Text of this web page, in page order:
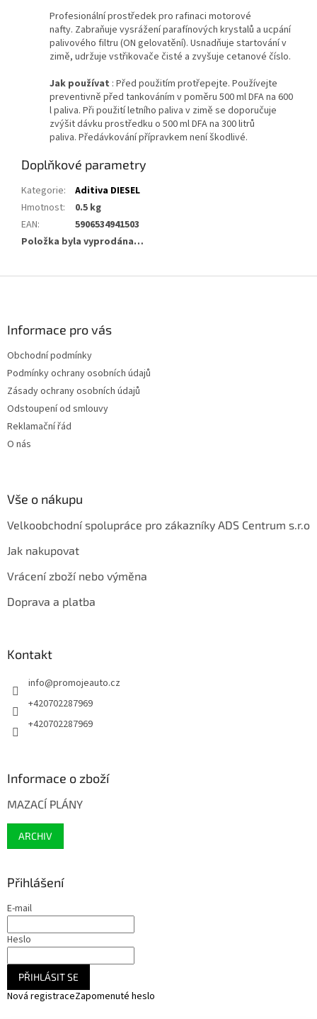
Profesionální prostředek pro rafinaci motorové
nafty. Zabraňuje vysrážení parafínových krystalů a ucpání
palivového filtru (ON gelovatění). Usnadňuje startování v
zimě, udržuje vstřikovače čisté a zvyšuje cetanové číslo.
Jak používat : Před použitím protřepejte. Používejte
preventivně před tankováním v poměru 500 ml DFA na 600
l paliva. Při použití letního paliva v zimě se doporučuje
zvýšit dávku prostředku o 500 ml DFA na 300 litrů
paliva. Předávkování přípravkem není škodlivé.
Doplňkové parametry
Kategorie:
Aditiva DIESEL
Hmotnost:
0.5 kg
EAN:
5906534941503
Položka byla vyprodána…
Informace pro vás
Obchodní podmínky
Podmínky ochrany osobních údajů
Zásady ochrany osobních údajů
Odstoupení od smlouvy
Reklamační řád
O nás
Vše o nákupu
Velkoobchodní spolupráce pro zákazníky ADS Centrum s.r.o
Jak nakupovat
Vrácení zboží nebo výměna
Doprava a platba
Kontakt
info@promojeauto.cz
+420702287969
+420702287969
Informace o zboží
MAZACÍ PLÁNY
ARCHIV
Přihlášení
E-mail
Heslo
PŘIHLÁSIT SE
Nová registraceZapomenuté heslo